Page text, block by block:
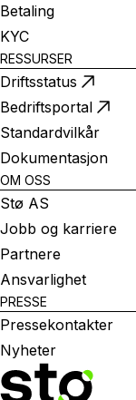
Betaling
KYC
RESSURSER
Driftsstatus
Bedriftsportal
Standardvilkår
Dokumentasjon
OM OSS
Stø AS
Jobb og karriere
Partnere
Ansvarlighet
PRESSE
Pressekontakter
Nyheter